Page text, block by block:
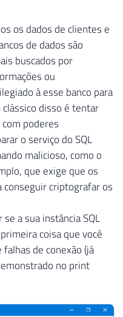
os dados de clientes e
de dados são
buscados por
ou
à esse banco para
disso é tentar
poderes
o serviço do SQL
malicioso, como o
que exige que os
conseguir criptografar os
a sua instância SQL
coisa que você
de conexão (já
no print